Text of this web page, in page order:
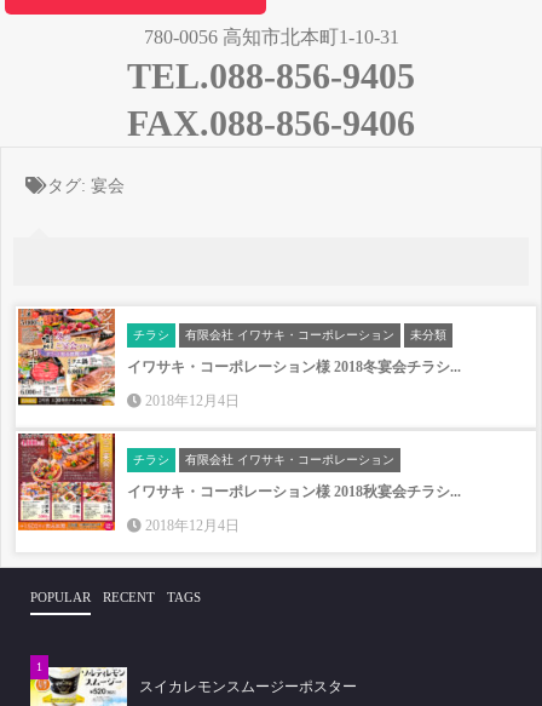
780-0056 高知市北本町1-10-31
TEL.088-856-9405
FAX.088-856-9406
タグ: 宴会
チラシ 有限会社 イワサキ・コーポレーション 未分類
イワサキ・コーポレーション様 2018冬宴会チラシ...
2018年12月4日
チラシ 有限会社 イワサキ・コーポレーション
イワサキ・コーポレーション様 2018秋宴会チラシ...
2018年12月4日
POPULAR RECENT TAGS
スイカレモンスムージーポスター